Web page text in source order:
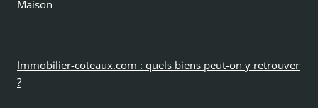
Maison
Immobilier-coteaux.com : quels biens peut-on y retrouver
?